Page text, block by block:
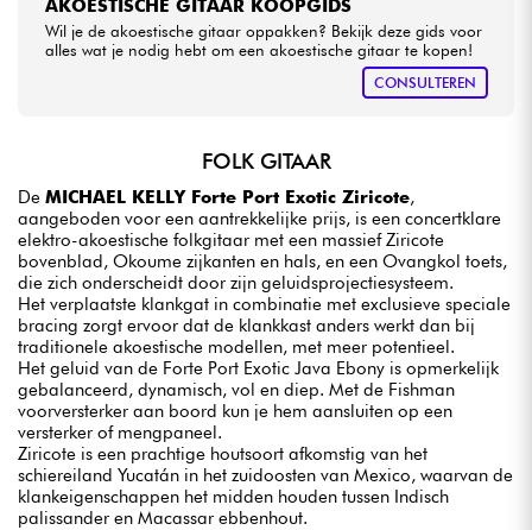
AKOESTISCHE GITAAR KOOPGIDS
Wil je de akoestische gitaar oppakken? Bekijk deze gids voor
alles wat je nodig hebt om een akoestische gitaar te kopen!
CONSULTEREN
FOLK GITAAR
De MICHAEL KELLY Forte Port Exotic Ziricote,
aangeboden voor een aantrekkelijke prijs, is een concertklare
elektro-akoestische folkgitaar met een massief Ziricote
bovenblad, Okoume zijkanten en hals, en een Ovangkol toets,
die zich onderscheidt door zijn geluidsprojectiesysteem.
Het verplaatste klankgat in combinatie met exclusieve speciale
bracing zorgt ervoor dat de klankkast anders werkt dan bij
traditionele akoestische modellen, met meer potentieel.
Het geluid van de Forte Port Exotic Java Ebony is opmerkelijk
gebalanceerd, dynamisch, vol en diep. Met de Fishman
voorversterker aan boord kun je hem aansluiten op een
versterker of mengpaneel.
Ziricote is een prachtige houtsoort afkomstig van het
schiereiland Yucatán in het zuidoosten van Mexico, waarvan de
klankeigenschappen het midden houden tussen Indisch
palissander en Macassar ebbenhout.